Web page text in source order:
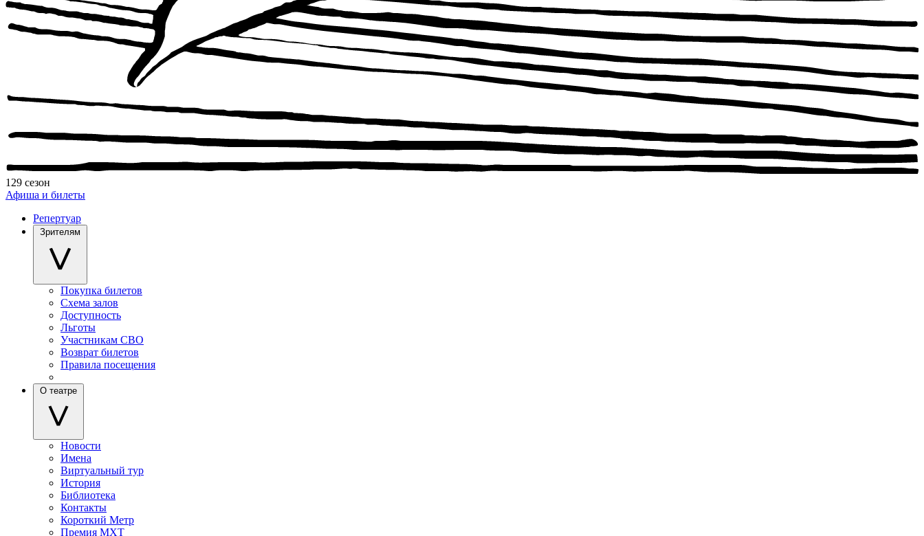
129 сезон
Афиша и билеты
Репертуар
Зрителям
Покупка билетов
Схема залов
Доступность
Льготы
Участникам СВО
Возврат билетов
Правила посещения
О театре
Новости
Имена
Виртуальный тур
История
Библиотека
Контакты
Короткий Метр
Премия МХТ